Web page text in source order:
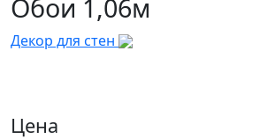
Обои 1,06м
Декор для стен
Цена